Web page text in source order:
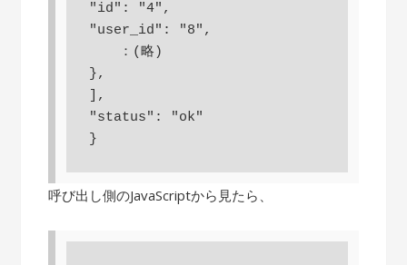
"id": "4",
"user_id": "8",
：(略)
},
],
"status": "ok"
}
呼び出し側のJavaScriptから見たら、